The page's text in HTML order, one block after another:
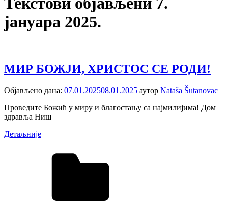
јануара 2025.
МИР БОЖЈИ, ХРИСТОС СЕ РОДИ!
Објављено дана: 07.01.202508.01.2025 аутор Nataša Šutanovac
Проведите Божић у миру и благостању са најмилијима! Дом
здравља Ниш
Детаљније